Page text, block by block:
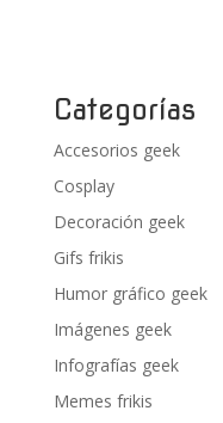
Categorías
Accesorios geek
Cosplay
Decoración geek
Gifs frikis
Humor gráfico geek
Imágenes geek
Infografías geek
Memes frikis